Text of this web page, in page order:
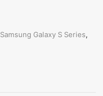
Samsung Galaxy S Series,